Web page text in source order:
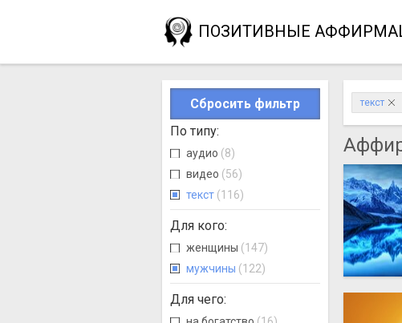
ПОЗИТИВНЫЕ
Сбросить фильтр
По типу:
аудио (8)
видео (56)
текст (116)
Для кого:
женщины (147)
мужчины (122)
Для чего:
текст